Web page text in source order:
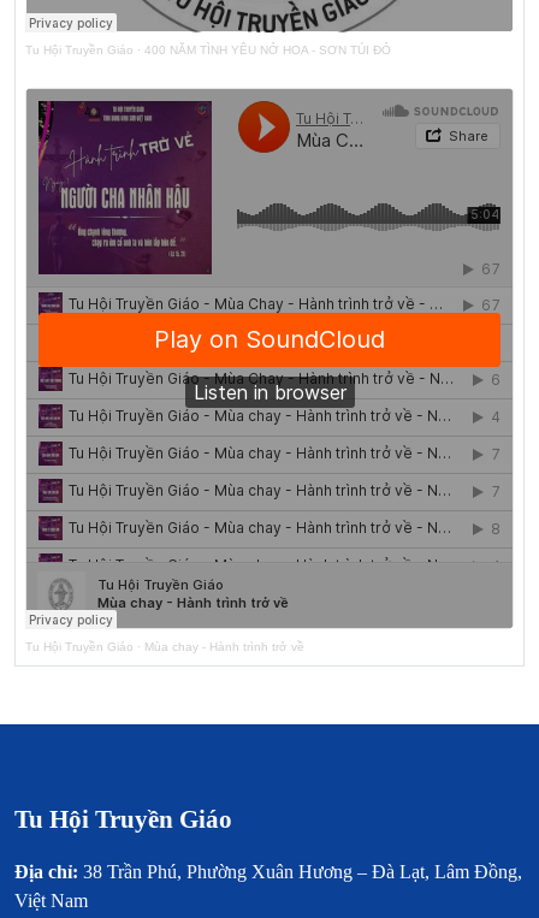
Tu Hội Truyền Giáo · 400 NĂM TÌNH YÊU NỞ HOA - SƠN TÚI ĐỎ
Tu Hội Truyền Giáo · Mùa chay - Hành trình trở về
Tu Hội Truyền Giáo
Địa chỉ: 38 Trần Phú, Phường Xuân Hương – Đà Lạt, Lâm Đồng,
Việt Nam